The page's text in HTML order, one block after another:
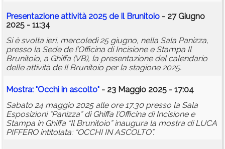
Presentazione attività 2025 de Il Brunitoio - 27 Giugno
2025 - 11:34
Si è svolta ieri, mercoledì 25 giugno, nella Sala Panizza,
presso la Sede de l’Officina di Incisione e Stampa Il
Brunitoio, a Ghiffa (VB), la presentazione del calendario
delle attività de Il Brunitoio per la stagione 2025.
Mostra: "Occhi in ascolto" - 23 Maggio 2025 - 17:04
Sabato 24 maggio 2025 alle ore 17.30 presso la Sala
Esposizioni “Panizza” di Ghiffa l’Officina di Incisione e
Stampa in Ghiffa “Il Brunitoio” inaugura la mostra di LUCA
PIFFERO intitolata: “OCCHI IN ASCOLTO”.